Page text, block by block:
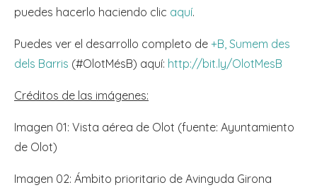
puedes hacerlo haciendo clic aquí.
Puedes ver el desarrollo completo de +B, Sumem des
dels Barris (#OlotMésB) aquí: http://bit.ly/OlotMesB
Créditos de las imágenes:
Imagen 01: Vista aérea de Olot (fuente: Ayuntamiento
de Olot)
Imagen 02: Ámbito prioritario de Avinguda Girona